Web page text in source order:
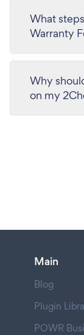
What
Warranty
Why
on my
Main
Blog
Plugin
POWR